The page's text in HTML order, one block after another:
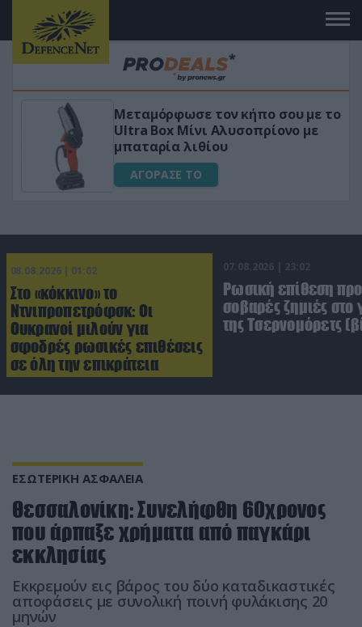
τον κήπο σου με το
Μίνι Αλυσοπρίονο με
λιθίου
«Μαγική»
για αύξηση
08.08.2026 | 01:02
Στο «κόκκινο» το
Ντνιπροπετρόφσκ: Οι
Ουκρανοί μιλούν για
σφοδρές ρωσικές επιθέσεις
σε όλη την επικράτεια
07.08.2026 | 23:02
Ρωσική επίθεση
σοβαρές ζημιές στο
της Τσερνομόρετς
ΕΣΩΤΕΡΙΚΗ ΑΣΦΑΛΕΙΑ
Θεσσαλονίκη: Συνελήφθη 60χρονος
που άρπαξε χρήματα από παγκάρι
εκκλησίας
Εκκρεμούν εις βάρος του δύο καταδικαστικές
αποφάσεις με συνολική ποινή φυλάκισης 20
μηνών